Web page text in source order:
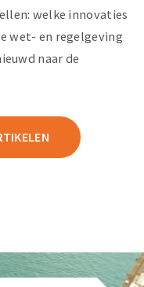
welke innovaties
wet- en regelgeving
naar de